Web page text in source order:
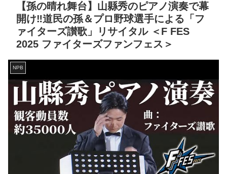
【孫の晴れ舞台】山縣秀のピアノ演奏で幕
開け‼️道民の孫＆プロ野球選手による「フ
ァイターズ讃歌」リサイタル ＜F FES
2025 ファイターズファンフェス＞
NPB